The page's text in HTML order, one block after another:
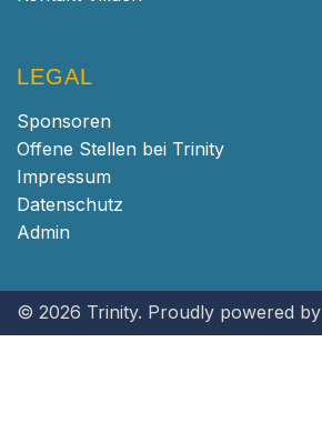
LEGAL
Sponsoren
Offene Stellen bei Trinity
Impressum
Datenschutz
Admin
© 2026 Trinity. Proudly powered by